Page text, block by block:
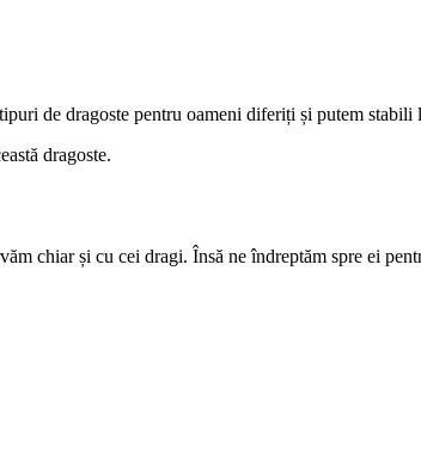
de dragoste pentru oameni diferiți și putem stabili
dragoste.
chiar și cu cei dragi. Însă ne îndreptăm spre ei